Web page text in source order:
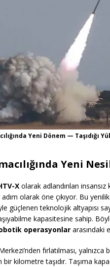
Yeni Dönem — Taşıdığı
Yeni
X olarak adlandırılan
olarak öne çıkıyor. Bu
güçlenen teknolojik altyapısı
kapasitesine sahip.
operasyonlar arasındaki
fırlatılması,
bir kilometre taşıdır. Taşıma